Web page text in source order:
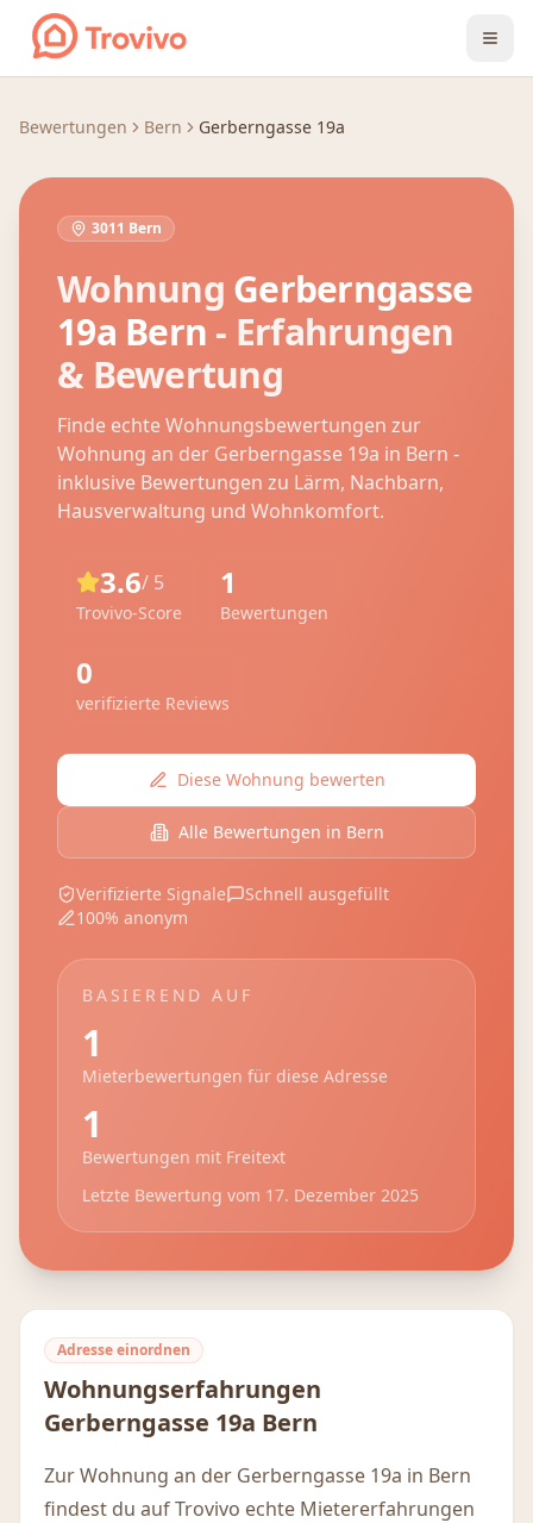
Zum Inhalt springen
Bewertungen Bern Gerberngasse 19a
3011 Bern
Wohnung Gerberngasse
19a Bern - Erfahrungen
& Bewertung
Finde echte Wohnungsbewertungen zur
Wohnung an der Gerberngasse 19a in Bern -
inklusive Bewertungen zu Lärm, Nachbarn,
Hausverwaltung und Wohnkomfort.
3.6/ 5
Trovivo-Score
1
Bewertungen
0
verifizierte Reviews
Diese Wohnung bewerten
Alle Bewertungen in Bern
Verifizierte Signale
Schnell ausgefüllt
100% anonym
BASIEREND AUF
1
Mieterbewertungen für diese Adresse
1
Bewertungen mit Freitext
Letzte Bewertung vom 17. Dezember 2025
Adresse einordnen
Wohnungserfahrungen
Gerberngasse 19a Bern
Zur Wohnung an der Gerberngasse 19a in Bern
findest du auf Trovivo echte Mietererfahrungen